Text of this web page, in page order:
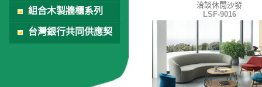
組合木製牆櫃系列
台灣銀行共同供應契
洽談休閒沙發
LSF-9016